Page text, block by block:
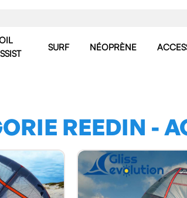
SURF NÉOPRÈNE
REEDIN -